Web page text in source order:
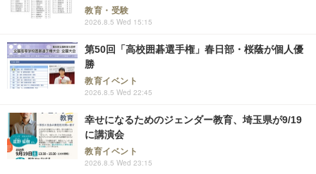
教育・受験
2026.8.5 Wed 15:15
第50回「高校囲碁選手権」春日部・桜蔭が個人優
勝
教育イベント
2026.8.5 Wed 22:45
幸せになるためのジェンダー教育、埼玉県が9/19
に講演会
教育イベント
2026.8.5 Wed 23:15